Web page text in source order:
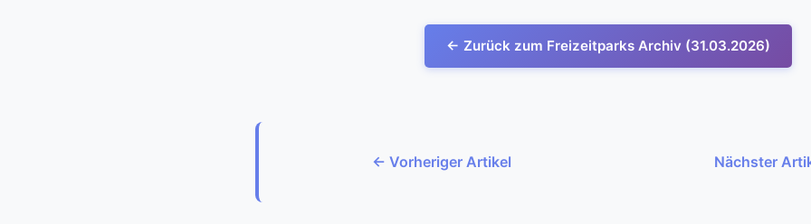
← Zurück zum Freizeitparks Archiv (31.03.2026)
← Vorheriger Artikel Nächster